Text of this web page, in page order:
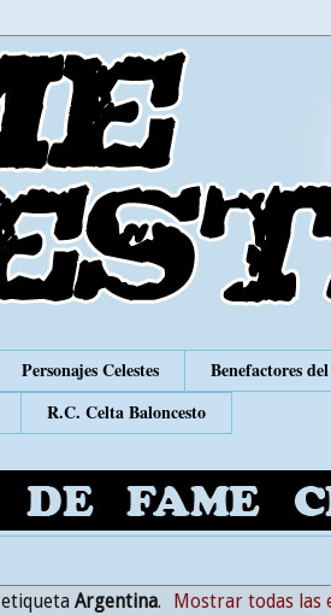
Personajes Celestes Benefactores
R.C. Celta Baloncesto
Argentina. Mostrar todas las